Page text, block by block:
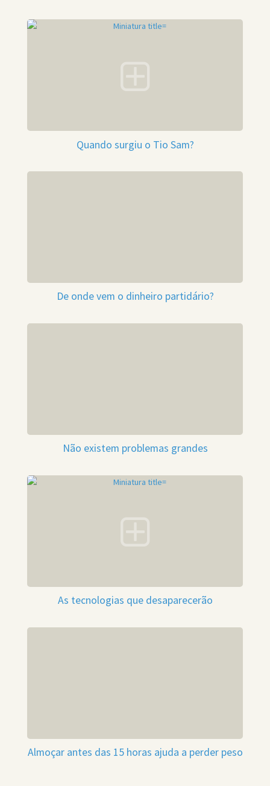
Quando surgiu o Tio Sam?
De onde vem o dinheiro partidário?
Não existem problemas grandes
As tecnologias que desaparecerão
Almoçar antes das 15 horas ajuda a perder peso